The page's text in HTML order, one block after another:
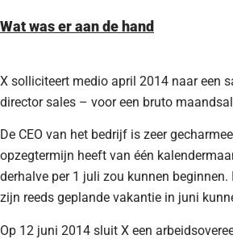
Wat was er aan de hand
X solliciteert medio april 2014 naar een
director sales – voor een bruto
De CEO van het bedrijf is zeer
opzegtermijn heeft van één
derhalve per 1 juli zou kunnen
zijn reeds geplande vakantie in juni
Op 12 juni 2014 sluit X een